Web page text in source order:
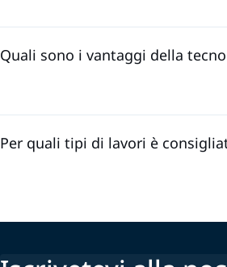
Quali sono i vantaggi della
Per quali tipi di lavori è